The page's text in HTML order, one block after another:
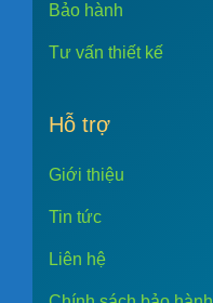
Bảo hành
Tư vấn thiết kế
Hỗ trợ
Giới thiệu
Tin tức
Liên hệ